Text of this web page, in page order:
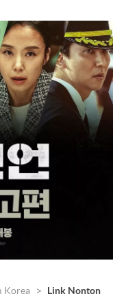
Korea Link Nonton